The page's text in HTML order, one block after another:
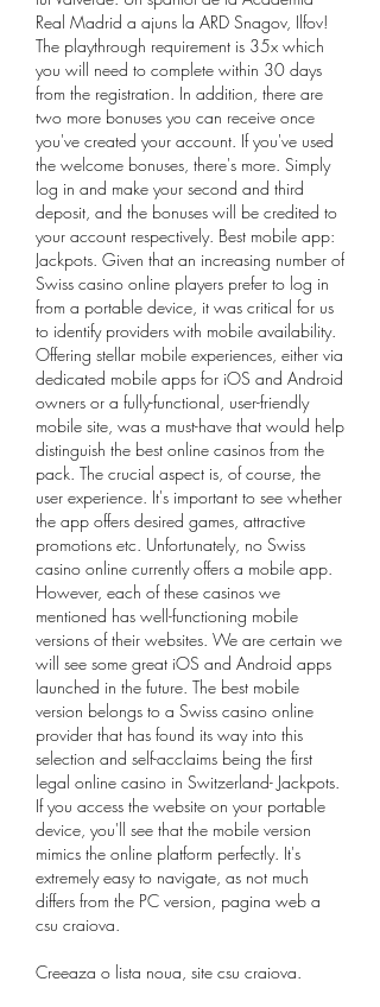
Real Madrid a ajuns la ARD Snagov, Ilfov!
The playthrough requirement is 35x which
you will need to complete within 30 days
from the registration. In addition, there are
two more bonuses you can receive once
you've created your account. If you've used
the welcome bonuses, there's more. Simply
log in and make your second and third
deposit, and the bonuses will be credited to
your account respectively. Best mobile app:
Jackpots. Given that an increasing number of
Swiss casino online players prefer to log in
from a portable device, it was critical for us
to identify providers with mobile availability.
Offering stellar mobile experiences, either via
dedicated mobile apps for iOS and Android
owners or a fully-functional, user-friendly
mobile site, was a must-have that would help
distinguish the best online casinos from the
pack. The crucial aspect is, of course, the
user experience. It's important to see whether
the app offers desired games, attractive
promotions etc. Unfortunately, no Swiss
casino online currently offers a mobile app.
However, each of these casinos we
mentioned has well-functioning mobile
versions of their websites. We are certain we
will see some great iOS and Android apps
launched in the future. The best mobile
version belongs to a Swiss casino online
provider that has found its way into this
selection and self-acclaims being the first
legal online casino in Switzerland- Jackpots.
If you access the website on your portable
device, you'll see that the mobile version
mimics the online platform perfectly. It's
extremely easy to navigate, as not much
differs from the PC version, pagina web a
csu craiova.
Creeaza o lista noua, site csu craiova.